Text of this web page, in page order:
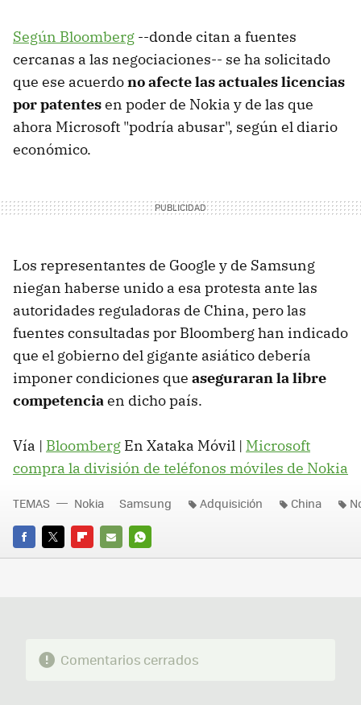
Según Bloomberg --donde citan a fuentes
cercanas a las negociaciones-- se ha solicitado
que ese acuerdono afecte las actuales licencias
por patentesen poder de Nokia y de las que
ahora Microsoft "podría abusar", según el diario
económico.
Los representantes de Google y de Samsung
niegan haberse unido a esa protesta ante las
autoridades reguladoras de China, pero las
fuentes consultadas por Bloomberg han indicado
que el gobierno del gigante asiático debería
imponer condiciones que aseguraran la libre
competenciaen dicho país.
Vía | Bloomberg En Xataka Móvil | Microsoft
compra la división de teléfonos móviles de Nokia
FACEBOOK
TWITTERFLIPBOARD
E-
WHATSAPP
TEMAS Nokia Samsung Adquisición China
Comentarios cerrados